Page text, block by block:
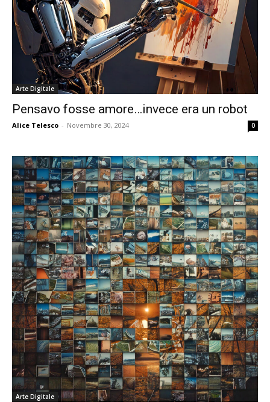
Arte Digitale
Pensavo fosse amore…invece era un robot
Alice Telesco - Novembre 30, 2024 0
Arte Digitale